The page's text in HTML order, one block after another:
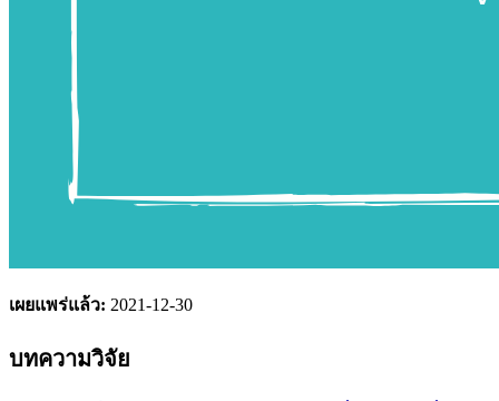
เผยแพร่แล้ว: 2021-12-30
บทความวิจัย